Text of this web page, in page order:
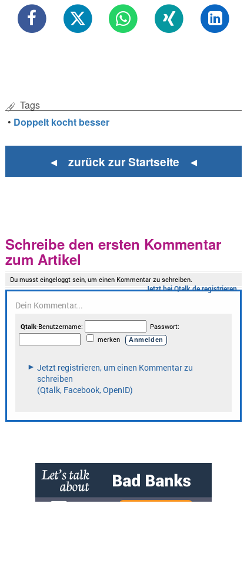
Tags
• Doppelt kocht besser
◄ zurück zur Startseite ◄
Schreibe den ersten Kommentar
zum Artikel